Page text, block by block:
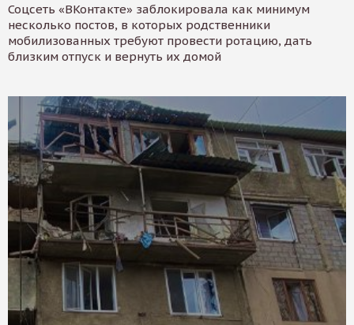
Соцсеть «ВКонтакте» заблокировала как минимум
несколько постов, в которых родственники
мобилизованных требуют провести ротацию, дать
близким отпуск и вернуть их домой